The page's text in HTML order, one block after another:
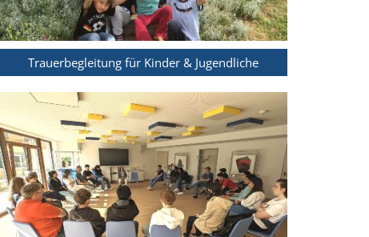
Trauerbegleitung für Kinder & Jugendliche